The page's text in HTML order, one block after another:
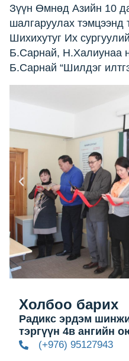
Зүүн Өмнөд Азийн 10
шалгаруулах тэмцээнд
Шихихутуг Их
Б.Сарнай, Н.Халиунаа
Б.Сарнай “Шилдэг
Холбоо барих
Радикс эрдэм
тэргүүн 4в ангийн
(+976) 95127943